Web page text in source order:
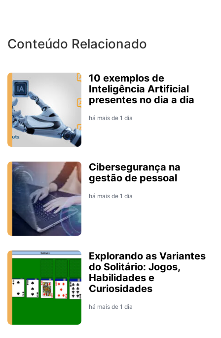
Conteúdo Relacionado
10 exemplos de
Inteligência Artificial
presentes no dia a dia
há mais de 1 dia
Cibersegurança na
gestão de pessoal
há mais de 1 dia
Explorando as Variantes
do Solitário: Jogos,
Habilidades e
Curiosidades
há mais de 1 dia